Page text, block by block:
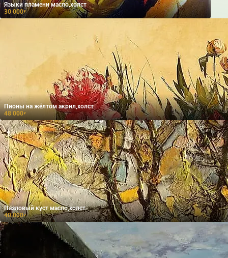
Языки пламени масло,холст
30 000₽
Пионы на жёлтом акрил,холст
48 000₽
Пазловый куст масло,холст
40 000₽